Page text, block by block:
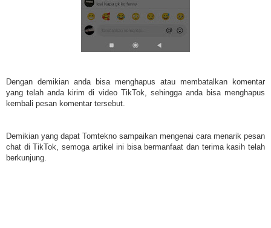
Dengan demikian anda bisa menghapus atau membatalkan komentar
yang telah anda kirim di video TikTok, sehingga anda bisa menghapus
kembali pesan komentar tersebut.
Demikian yang dapat Tomtekno sampaikan mengenai cara menarik pesan
chat di TikTok, semoga artikel ini bisa bermanfaat dan terima kasih telah
berkunjung.